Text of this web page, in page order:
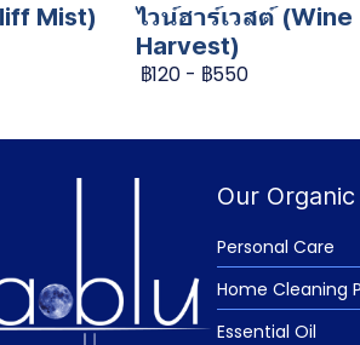
Mist)
ไวน์ฮาร์เวสต์ (Wine
Harvest)
฿120 - ฿550
Our
Personal Care
Home Cleaning
Essential Oil